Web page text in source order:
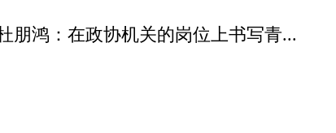
朋鸿：在政协机关的岗位上书写青...